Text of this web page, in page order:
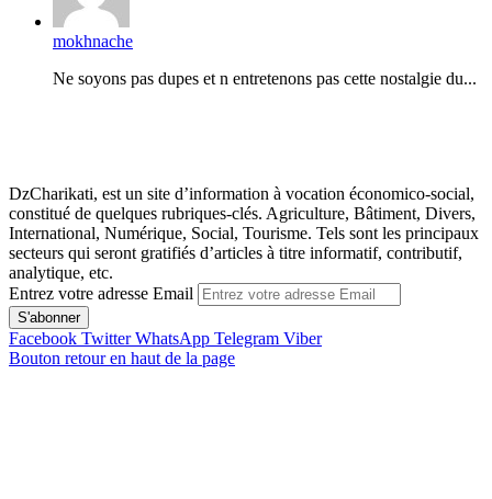
mokhnache
Ne soyons pas dupes et n entretenons pas cette nostalgie du...
DzCharikati, est un site d’information à vocation économico-social,
constitué de quelques rubriques-clés. Agriculture, Bâtiment, Divers,
International, Numérique, Social, Tourisme. Tels sont les principaux
secteurs qui seront gratifiés d’articles à titre informatif, contributif,
analytique, etc.
Entrez votre adresse Email
Facebook Twitter WhatsApp Telegram Viber
Bouton retour en haut de la page